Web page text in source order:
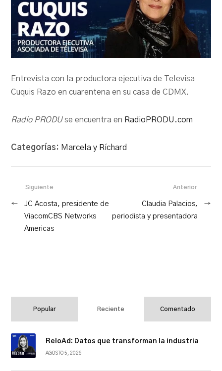
Entrevista con la productora ejecutiva de Televisa
Cuquis Razo en cuarentena en su casa de CDMX.
Radio PRODUse encuentra en RadioPRODU.com
Categorías: Marcela y Ríchard
Anterior
Claudia Palacios,
periodista y presentadora
→
Siguiente
←
JC Acosta, presidente de
ViacomCBS Networks
Americas
Popular Reciente Comentado
ReloAd: Datos que transforman la industria
AGOSTO 5, 2026